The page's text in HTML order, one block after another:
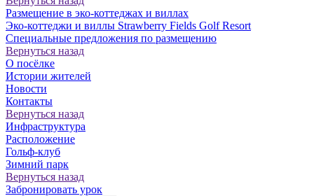
Размещение в эко-коттеджах и виллах
Эко-коттеджи и виллы Strawberry Fields Golf Resort
Специальные предложения по размещению
Вернуться назад
О посёлке
Истории жителей
Новости
Контакты
Вернуться назад
Инфраструктура
Расположение
Гольф-клуб
Зимний парк
Вернуться назад
Забронировать урок